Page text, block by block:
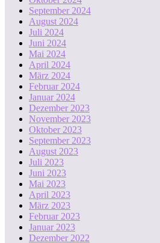
September 2024
August 2024
Juli 2024
Juni 2024
Mai 2024
April 2024
März 2024
Februar 2024
Januar 2024
Dezember 2023
November 2023
Oktober 2023
September 2023
August 2023
Juli 2023
Juni 2023
Mai 2023
April 2023
März 2023
Februar 2023
Januar 2023
Dezember 2022